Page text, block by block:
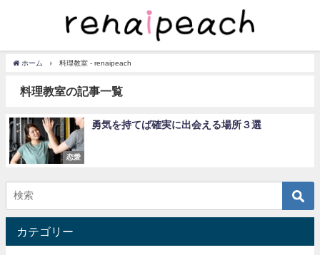
ホーム 料理教室 - renaipeach
料理教室の記事一覧
恋愛
勇気を持てば確実に出会える場所３選
カテゴリー